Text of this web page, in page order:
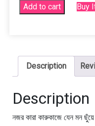
Add to cart Buy
Description
Description
নজর কারা কারুকাজে যেন মন